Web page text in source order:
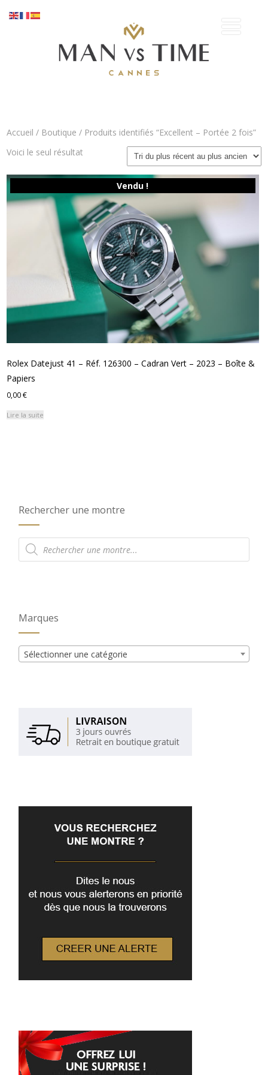
Accueil / Boutique / Produits identifiés “Excellent – Portée 2 fois”
Voici le seul résultat
Vendu !
Rolex Datejust 41 – Réf. 126300 – Cadran Vert – 2023 – Boîte &
Papiers
0,00€
Lire la suite
Rechercher une montre
Recherche
de
produits
Marques
Sélectionner une catégorie